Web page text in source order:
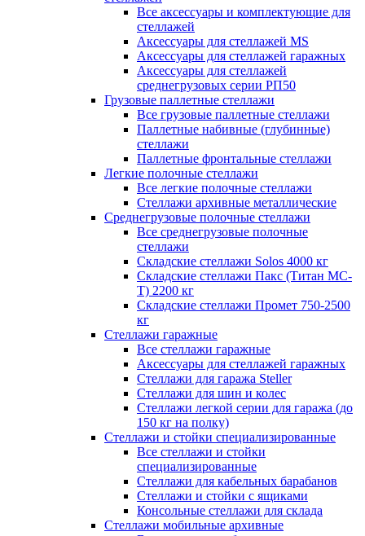
Все аксессуары и комплектующие для
стеллажей
Аксессуары для стеллажей MS
Аксессуары для стеллажей гаражных
Аксессуары для стеллажей
среднегрузовых серии РП50
Грузовые паллетные стеллажи
Все грузовые паллетные стеллажи
Паллетные набивные (глубинные)
стеллажи
Паллетные фронтальные стеллажи
Легкие полочные стеллажи
Все легкие полочные стеллажи
Стеллажи архивные металлические
Среднегрузовые полочные стеллажи
Все среднегрузовые полочные
стеллажи
Складские стеллажи Solos 4000 кг
Складские стеллажи Пакс (Титан МС-
Т) 2200 кг
Складские стеллажи Промет 750-2500
кг
Стеллажи гаражные
Все стеллажи гаражные
Аксессуары для стеллажей гаражных
Стеллажи для гаража Steller
Стеллажи для шин и колес
Стеллажи легкой серии для гаража (до
150 кг на полку)
Стеллажи и стойки специализированные
Все стеллажи и стойки
специализированные
Стеллажи для кабельных барабанов
Стеллажи и стойки с ящиками
Консольные стеллажи для склада
Стеллажи мобильные архивные